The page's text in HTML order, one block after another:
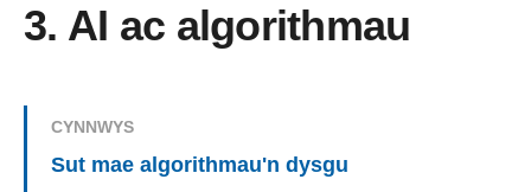
3. AI ac algorithmau
CYNNWYS
Sut mae algorithmau'n dysgu